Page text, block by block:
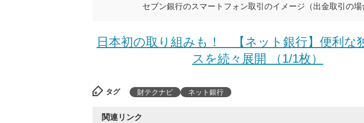
セブン銀行のスマートフォン取引のイメージ（出金取引の場
日本初の取り組みも！ 【ネット銀行】便利な
スを続々展開 （1/1枚）
タグ 財テクナビ ネット銀行
関連リンク